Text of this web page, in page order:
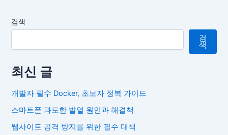
검색
검
색
최신 글
개발자 필수 Docker, 초보자 정복 가이드
스마트폰 과도한 발열 원인과 해결책
웹사이트 공격 방지를 위한 필수 대책